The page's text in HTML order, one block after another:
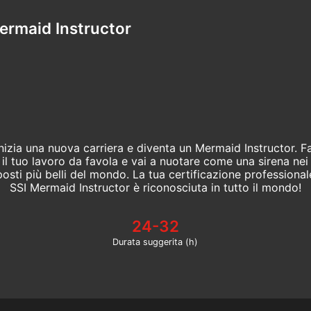
Instructor
una nuova carriera e diventa un Mermaid Instructor.
il tuo lavoro da favola e vai a nuotare come una sirena nei
più belli del mondo. La tua certificazione
SSI Mermaid Instructor è riconosciuta in tutto il mondo!
24-32
Durata suggerita (h)